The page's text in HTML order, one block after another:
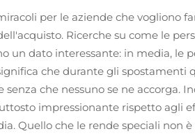
per le aziende che vogliono
Ricerche su come le
un dato interessante: in media, le
che durante gli spostamenti
che nessuno se ne accorga.
impressionante rispetto agli
Quello che le rende speciali non